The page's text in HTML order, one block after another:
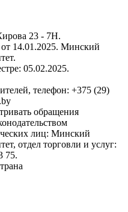
23 - 7Н.
14.01.2025. Минский
05.02.2025.
телефон: +375 (29)
обращения
лиц: Минский
отдел торговли и услуг:
75.